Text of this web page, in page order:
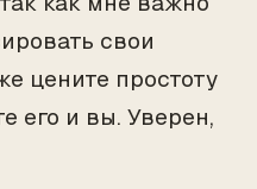
свои
цените простоту
его и вы. Уверен,